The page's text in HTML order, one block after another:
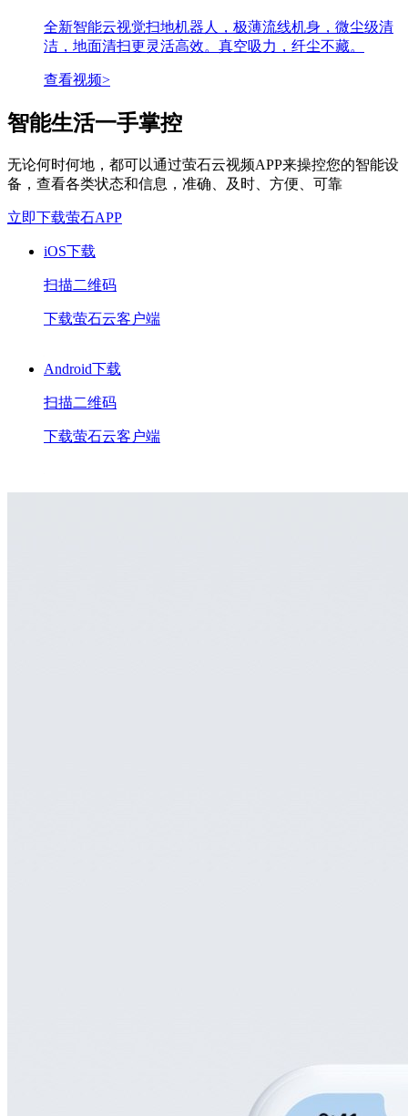
全新智能云视觉扫地机器人，极薄流线机身，微尘级清
洁，地面清扫更灵活高效。真空吸力，纤尘不藏。
查看视频>
智能生活一手掌控
无论何时何地，都可以通过萤石云视频APP来操控您的智能设
备，查看各类状态和信息，准确、及时、方便、可靠
立即下载萤石APP
iOS下载
扫描二维码
下载萤石云客户端
Android下载
扫描二维码
下载萤石云客户端